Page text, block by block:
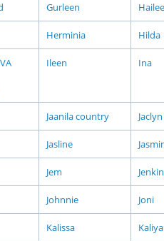
Gurleen Hailee
Herminia Hilda
Ileen Ina
Jaanila country Jaclyn
Jasline
Jem
Johnnie Joni
Kalissa